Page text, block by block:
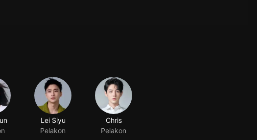
Lei Siyu
Pelakon
Chris
Pelakon